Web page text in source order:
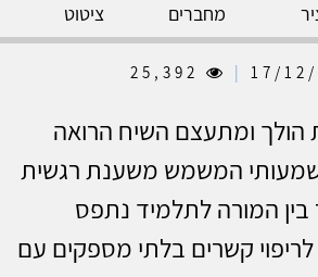
מחברים ציטוט
|
הולך ומתעצם השיח הרואה
המשמש משענת רגשית
בין המורה לתלמיד נתפס
לריפוי קשרים בלתי מספקים עם